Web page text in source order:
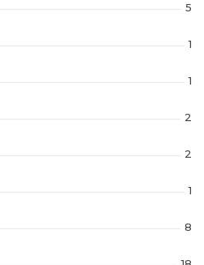
5
1
1
2
2
1
8